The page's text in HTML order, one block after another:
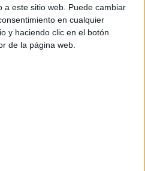
a este sitio web. Puede cambiar
en cualquier
y haciendo clic en el botón
de la página web.
Energía Solar Térmica